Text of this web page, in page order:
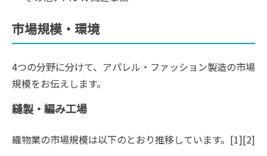
市場規模・環境
4つの分野に分けて、アパレル・ファッション製造の市場
規模をお伝えします。
縫製・編み工場
織物業の市場規模は以下のとおり推移しています。[1][2]